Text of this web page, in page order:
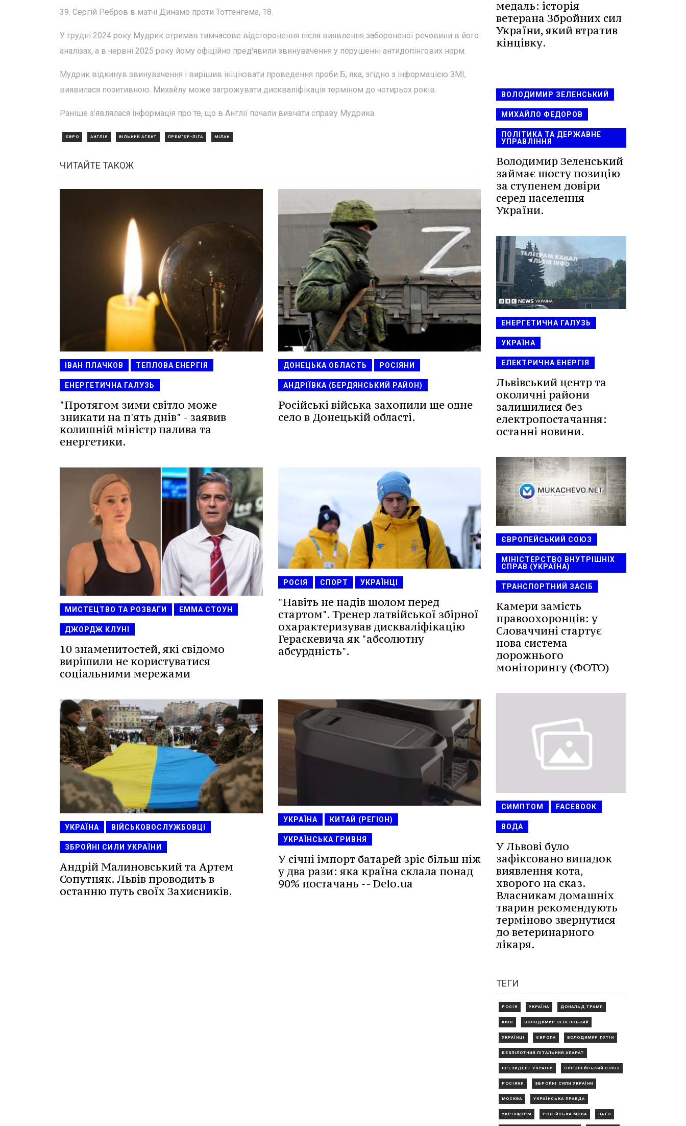
39. Сергій Ребров в матчі Динамо проти Тоттенгема, 18.
У грудні 2024 року Мудрик отримав тимчасове відсторонення після виявлення забороненої речовини в його
аналізах, а в червні 2025 року йому офіційно пред'явили звинувачення у порушенні антидопінгових норм.
Мудрик відкинув звинувачення і вирішив ініціювати проведення проби Б, яка, згідно з інформацією ЗМІ,
виявилася позитивною. Михайлу може загрожувати дискваліфікація терміном до чотирьох років.
Раніше з’являлася інформація про те, що в Англії почали вивчати справу Мудрика.
ЄВРО АНГЛІЯ ВІЛЬНИЙ АГЕНТ ПРЕМ'ЄР-ЛІГА МІЛАН
ЧИТАЙТЕ ТАКОЖ
ІВАН ПЛАЧКОВ ТЕПЛОВА ЕНЕРГІЯ
ЕНЕРГЕТИЧНА ГАЛУЗЬ
"Протягом зими світло може
зникати на п'ять днів" - заявив
колишній міністр палива та
енергетики.
ДОНЕЦЬКА ОБЛАСТЬ РОСІЯНИ
АНДРІЇВКА (БЕРДЯНСЬКИЙ РАЙОН)
Російські війська захопили ще одне
село в Донецькій області.
МИСТЕЦТВО ТА РОЗВАГИ ЕММА СТОУН
ДЖОРДЖ КЛУНІ
10 знаменитостей, які свідомо
вирішили не користуватися
соціальними мережами
РОСІЯ СПОРТ УКРАЇНЦІ
"Навіть не надів шолом перед
стартом". Тренер латвійської збірної
охарактеризував дискваліфікацію
Гераскевича як "абсолютну
абсурдність".
УКРАЇНА ВІЙСЬКОВОСЛУЖБОВЦІ
ЗБРОЙНІ СИЛИ УКРАЇНИ
Андрій Малиновський та Артем
Сопутняк. Львів проводить в
останню путь своїх Захисників.
УКРАЇНА КИТАЙ (РЕГІОН)
УКРАЇНСЬКА ГРИВНЯ
У січні імпорт батарей зріс більш ніж
у два рази: яка країна склала понад
90% постачань -- Delo.ua
медаль: історія
ветерана Збройних сил
України, який втратив
кінцівку.
ВОЛОДИМИР ЗЕЛЕНСЬКИЙ
МИХАЙЛО ФЕДОРОВ
ПОЛІТИКА ТА ДЕРЖАВНЕ
УПРАВЛІННЯ
Володимир Зеленський
займає шосту позицію
за ступенем довіри
серед населення
України.
ЕНЕРГЕТИЧНА ГАЛУЗЬ
УКРАЇНА
ЕЛЕКТРИЧНА ЕНЕРГІЯ
Львівський центр та
околичні райони
залишилися без
електропостачання:
останні новини.
ЄВРОПЕЙСЬКИЙ СОЮЗ
МІНІСТЕРСТВО ВНУТРІШНІХ
СПРАВ (УКРАЇНА)
ТРАНСПОРТНИЙ ЗАСІБ
Камери замість
правоохоронців: у
Словаччині стартує
нова система
дорожнього
моніторингу (ФОТО)
СИМПТОМ FACEBOOK
ВОДА
У Львові було
зафіксовано випадок
виявлення кота,
хворого на сказ.
Власникам домашніх
тварин рекомендують
терміново звернутися
до ветеринарного
лікаря.
ТЕГИ
РОСІЯ УКРАЇНА ДОНАЛЬД ТРАМП
КИЇВ ВОЛОДИМИР ЗЕЛЕНСЬКИЙ
УКРАЇНЦІ ЄВРОПА ВОЛОДИМИР ПУТІН
БЕЗПІЛОТНИЙ ЛІТАЛЬНИЙ АПАРАТ
ПРЕЗИДЕНТ УКРАЇНИ ЄВРОПЕЙСЬКИЙ СОЮЗ
РОСІЯНИ ЗБРОЙНІ СИЛИ УКРАЇНИ
МОСКВА УКРАЇНСЬКА ПРАВДА
УКРІНФОРМ РОСІЙСЬКА МОВА НАТО